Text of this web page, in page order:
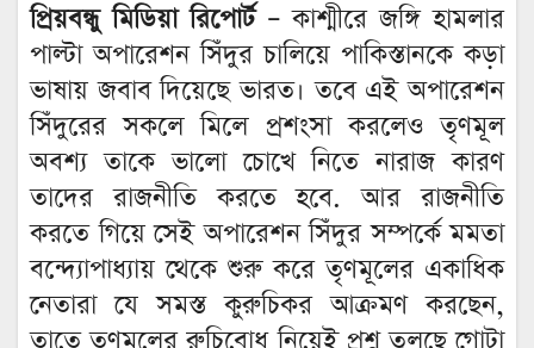
প্রিয়বন্ধু মিডিয়া রিপোর্ট – কাশ্মীরে জঙ্গি হামলার
পাল্টা অপারেশন সিঁদুর চালিয়ে পাকিস্তানকে কড়া
ভাষায় জবাব দিয়েছে ভারত। তবে এই অপারেশন
সিঁদুরের সকলে মিলে প্রশংসা করলেও তৃণমূল
অবশ্য তাকে ভালো চোখে নিতে নারাজ কারণ
তাদের রাজনীতি করতে হবে. আর রাজনীতি
করতে গিয়ে সেই অপারেশন সিঁদুর সম্পর্কে মমতা
বন্দ্যোপাধ্যায় থেকে শুরু করে তৃণমূলের একাধিক
নেতারা যে সমস্ত কুরুচিকর আক্রমণ করছেন,